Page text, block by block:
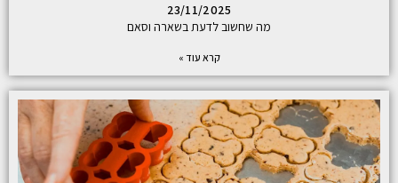
23/11/2025
מה שחשוב לדעת בשארה וסאם
קרא עוד »